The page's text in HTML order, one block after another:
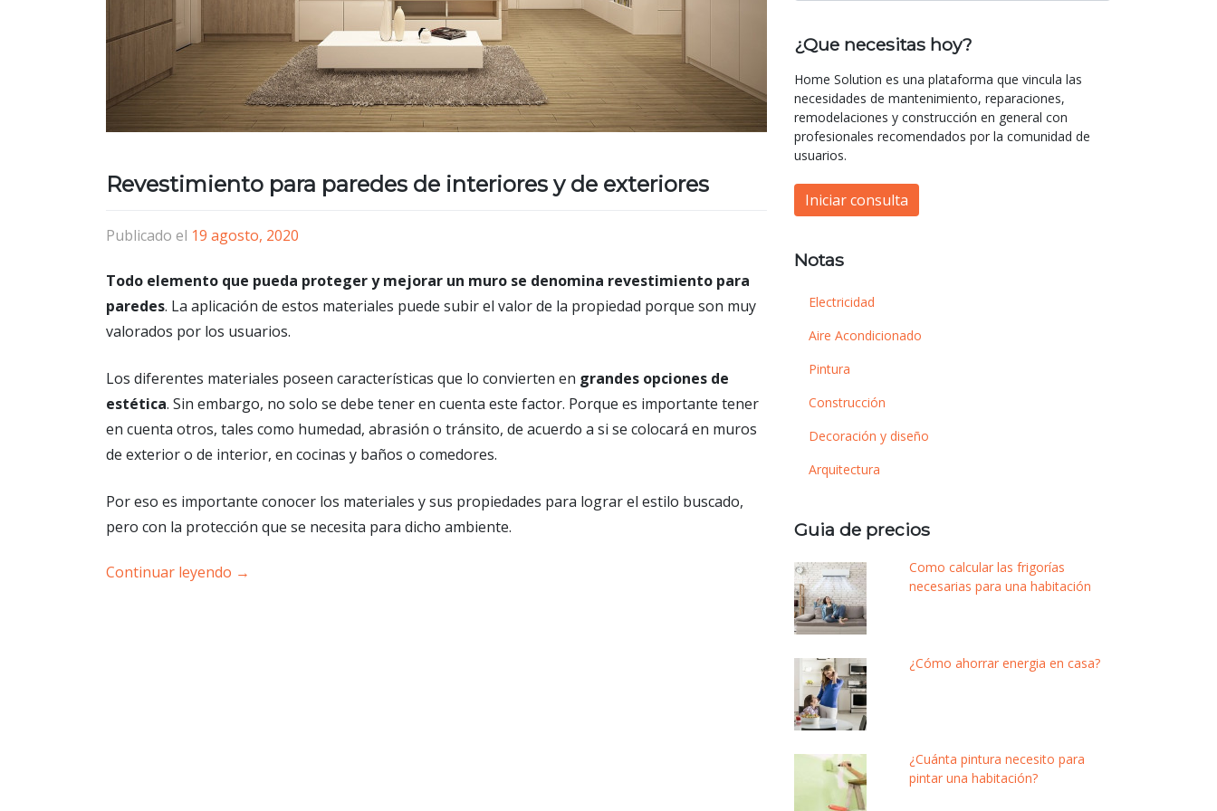
Revestimiento para paredes de interiores y de exteriores
Publicado el 19 agosto, 2020
Todo elemento que pueda proteger y mejorar un muro se denomina revestimiento para
paredes. La aplicación de estos materiales puede subir el valor de la propiedad porque son muy
valorados por los usuarios.
Los diferentes materiales poseen características que lo convierten en grandes opciones de
estética. Sin embargo, no solo se debe tener en cuenta este factor. Porque es importante tener
en cuenta otros, tales como humedad, abrasión o tránsito, de acuerdo a si se colocará en muros
de exterior o de interior, en cocinas y baños o comedores.
Por eso es importante conocer los materiales y sus propiedades para lograr el estilo buscado,
pero con la protección que se necesita para dicho ambiente.
Continuar leyendo →
¿Que necesitas hoy?
Home Solution es una plataforma que vincula las
necesidades de mantenimiento, reparaciones,
remodelaciones y construcción en general con
profesionales recomendados por la comunidad de
usuarios.
Iniciar consulta
Notas
Electricidad
Aire Acondicionado
Pintura
Construcción
Decoración y diseño
Arquitectura
Guia de precios
Como calcular las frigorías
necesarias para una habitación
¿Cómo ahorrar energia en casa?
¿Cuánta pintura necesito para
pintar una habitación?